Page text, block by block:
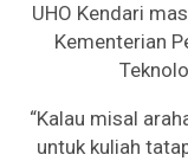
UHO Kendari
Kementerian
“Kalau misal
untuk kuliah